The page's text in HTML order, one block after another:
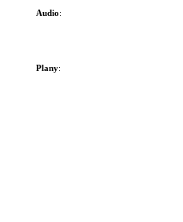
Audio:
Plany: